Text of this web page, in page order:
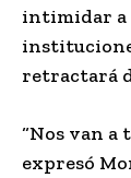
intimidar a
retractará
“Nos van a
expresó